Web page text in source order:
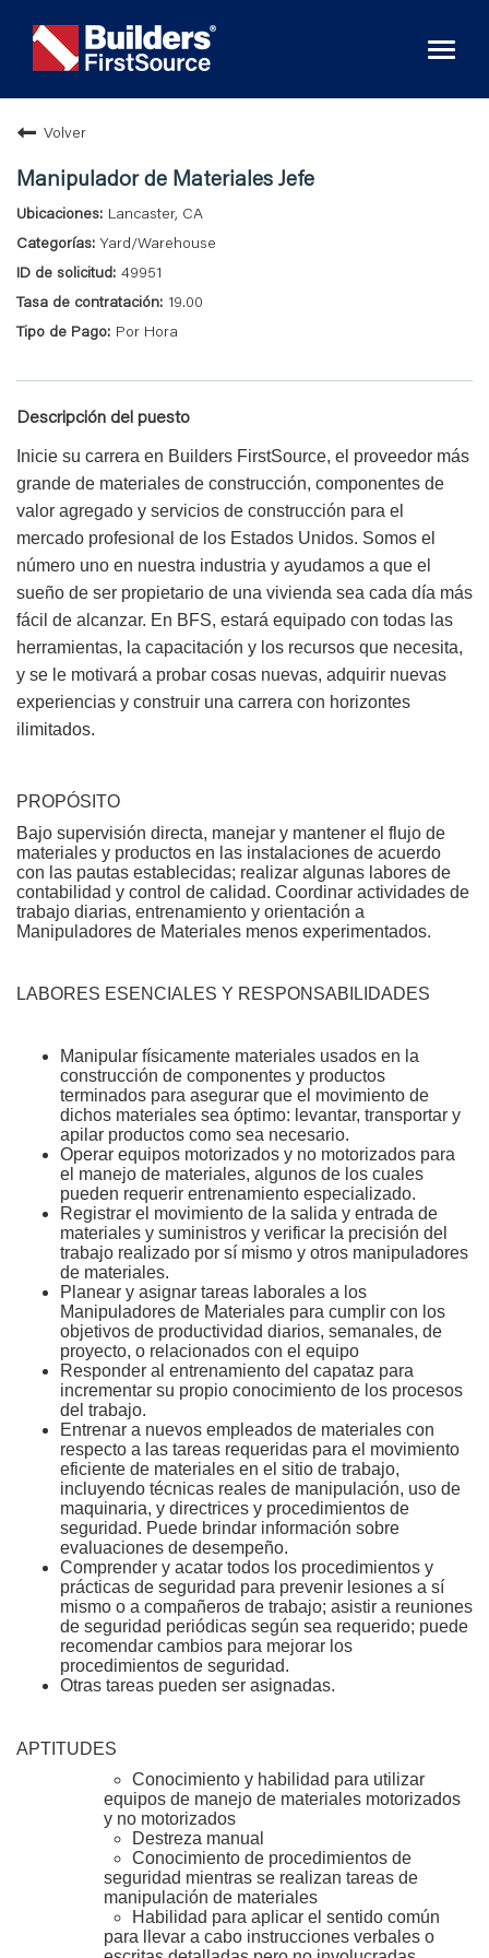
Volver
Manipulador de Materiales Jefe
Lancaster, CA
Yard/Warehouse
49951
19.00
Por Hora
Descripción del puesto
Inicie su carrera en Builders FirstSource, el proveedor más
grande de materiales de construcción, componentes de
valor agregado y servicios de construcción para el
mercado profesional de los Estados Unidos. Somos el
número uno en nuestra industria y ayudamos a que el
sueño de ser propietario de una vivienda sea cada día más
fácil de alcanzar. En BFS, estará equipado con todas las
herramientas, la capacitación y los recursos que necesita,
y se le motivará a probar cosas nuevas, adquirir nuevas
experiencias y construir una carrera con horizontes
ilimitados.
PROPÓSITO
Bajo supervisión directa, manejar y mantener el flujo de
materiales y productos en las instalaciones de acuerdo
con las pautas establecidas; realizar algunas labores de
contabilidad y control de calidad. Coordinar actividades de
trabajo diarias, entrenamiento y orientación a
Manipuladores de Materiales menos experimentados.
LABORES ESENCIALES Y RESPONSABILIDADES
Manipular físicamente materiales usados en la
construcción de componentes y productos
terminados para asegurar que el movimiento de
dichos materiales sea óptimo: levantar, transportar y
apilar productos como sea necesario.
Operar equipos motorizados y no motorizados para
el manejo de materiales, algunos de los cuales
pueden requerir entrenamiento especializado.
Registrar el movimiento de la salida y entrada de
materiales y suministros y verificar la precisión del
trabajo realizado por sí mismo y otros manipuladores
de materiales.
Planear y asignar tareas laborales a los
Manipuladores de Materiales para cumplir con los
objetivos de productividad diarios, semanales, de
proyecto, o relacionados con el equipo
Responder al entrenamiento del capataz para
incrementar su propio conocimiento de los procesos
del trabajo.
Entrenar a nuevos empleados de materiales con
respecto a las tareas requeridas para el movimiento
eficiente de materiales en el sitio de trabajo,
incluyendo técnicas reales de manipulación, uso de
maquinaria, y directrices y procedimientos de
seguridad. Puede brindar información sobre
evaluaciones de desempeño.
Comprender y acatar todos los procedimientos y
prácticas de seguridad para prevenir lesiones a sí
mismo o a compañeros de trabajo; asistir a reuniones
de seguridad periódicas según sea requerido; puede
recomendar cambios para mejorar los
procedimientos de seguridad.
Otras tareas pueden ser asignadas.
APTITUDES
Conocimiento y habilidad para utilizar
equipos de manejo de materiales motorizados
y no motorizados
Destreza manual
Conocimiento de procedimientos de
seguridad mientras se realizan tareas de
manipulación de materiales
Habilidad para aplicar el sentido común
para llevar a cabo instrucciones verbales o